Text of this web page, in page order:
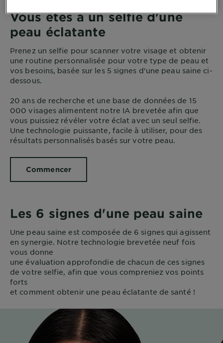
Vous êtes à un selfie d'une
peau éclatante
Prenez un selfie pour scanner votre visage et obtenir
une routine personnalisée pour votre type de peau et
vos besoins, basée sur les 5 signes d'une peau saine ci-
dessous.
20 ans de recherche et une base de données de 15
000 visages alimentent notre IA brevetée afin que
vous puissiez révéler votre éclat avec un seul selfie.
Une technologie puissante, facile à utiliser, pour des
résultats personnalisés basés sur votre peau.
Commencer
Les 6 signes d'une peau saine
Une peau saine est composée de 6 signes qui agissent
en synergie. Notre technologie brevetée neuf fois
vous donne
une évaluation approfondie de chacun de ces signes
de votre selfie, afin que vous compreniez vos points
forts
et comment obtenir une peau éclatante de santé !